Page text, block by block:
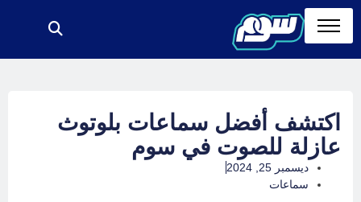
اكتشف أفضل سماعات بلوتوث
عازلة للصوت في سوم
ديسمبر 25, 2024
سماعات